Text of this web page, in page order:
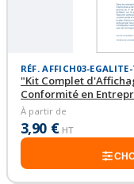
RÉF. AFFICH03-
"Kit Complet
Conformité en
À partir de
3,90 € HT